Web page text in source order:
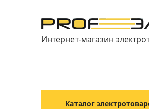
Интернет-магазин
Каталог